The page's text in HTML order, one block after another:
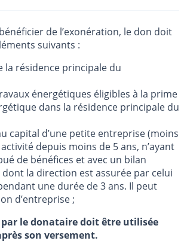
de l’exonération, le don doit
suivants :
la résidence principale du
énergétiques éligibles à la prime
dans la résidence principale du
capital d’une petite entreprise (moins
depuis moins de 5 ans, n’ayant
de bénéfices et avec un bilan
la direction est assurée par celui
une durée de 3 ans. Il peut
d’entreprise ;
par le donataire doit être utilisée
son versement.